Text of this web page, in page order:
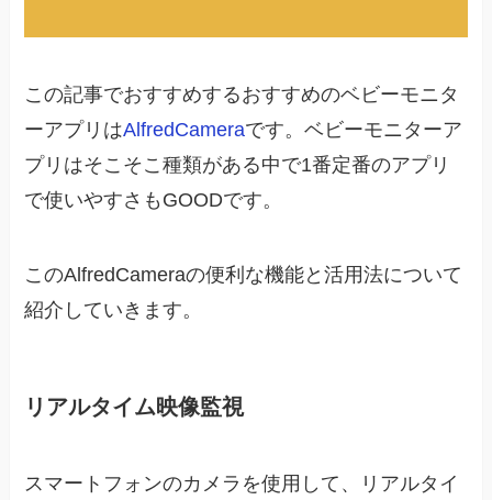
この記事でおすすめするおすすめのベビーモニタ
ーアプリはAlfredCameraです。ベビーモニターア
プリはそこそこ種類がある中で1番定番のアプリ
で使いやすさもGOODです。
このAlfredCameraの便利な機能と活用法について
紹介していきます。
リアルタイム映像監視
スマートフォンのカメラを使用して、リアルタイ